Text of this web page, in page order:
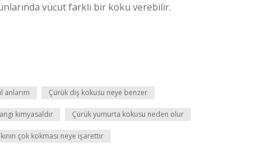
vücut farklı bir koku verebilir.
anlarım Çürük diş kokusu neye benzer
kimyasaldır Çürük yumurta kokusu neden olur
çok kokması neye işarettir